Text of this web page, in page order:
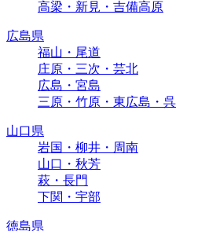
高梁・新見・吉備高原
広島県
福山・尾道
庄原・三次・芸北
広島・宮島
三原・竹原・東広島・呉
山口県
岩国・柳井・周南
山口・秋芳
萩・長門
下関・宇部
徳島県